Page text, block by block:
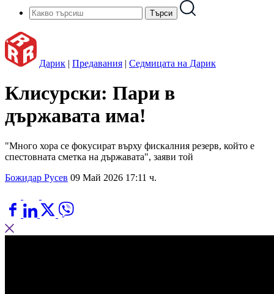
Дарик | Предавания | Седмицата на Дарик
Клисурски: Пари в
държавата има!
"Много хора се фокусират върху фискалния резерв, който е
спестовната сметка на държавата", заяви той
Божидар Русев 09 Май 2026 17:11 ч.